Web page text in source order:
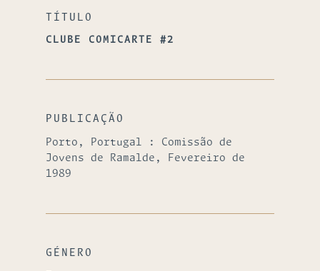
TÍTULO
CLUBE COMICARTE #2
PUBLICAÇÃO
Porto, Portugal : Comissão de
Jovens de Ramalde, Fevereiro de
1989
GÉNERO